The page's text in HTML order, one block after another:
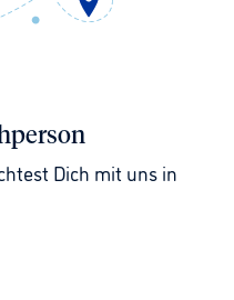
Dich mit uns in